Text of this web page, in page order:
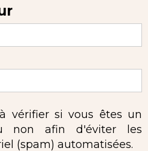
vérifier si vous êtes un
non afin d'éviter les
(spam) automatisées.